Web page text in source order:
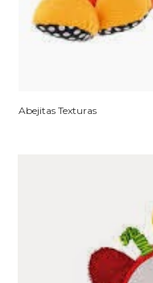
Abejitas Texturas